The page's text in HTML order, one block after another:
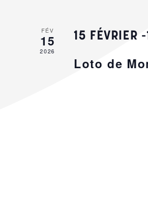
FÉV
15
2026
15 FÉVRIER
Loto de